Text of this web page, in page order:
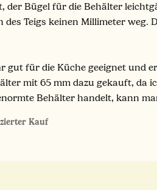
der Bügel für die Behälter
des Teigs keinen Millimeter
gut für die Küche geeignet und
mit 65 mm dazu gekauft, da
Behälter handelt, kann
Kauf